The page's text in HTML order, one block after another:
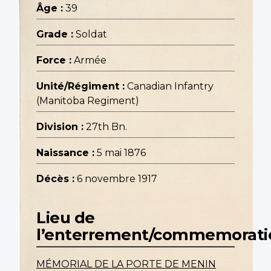
Âge : 39
Grade : Soldat
Force : Armée
Unité/Régiment : Canadian Infantry
(Manitoba Regiment)
Division : 27th Bn.
Naissance : 5 mai 1876
Décès : 6 novembre 1917
Lieu de
l’enterrement/
MÉMORIAL DE LA PORTE DE MENIN